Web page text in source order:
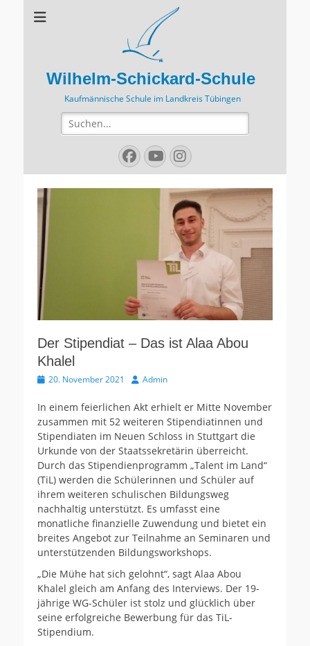
Wilhelm-Schickard-Schule
Kaufmännische Schule im Landkreis Tübingen
Suchen
nach:
Facebook
YouTube
Instagram
Der Stipendiat – Das ist Alaa Abou
Khalel
Veröffentlicht
20. November 2021 AutorAdmin
In einem feierlichen Akt erhielt er Mitte November
zusammen mit 52 weiteren Stipendiatinnen und
Stipendiaten im Neuen Schloss in Stuttgart die
Urkunde von der Staatssekretärin überreicht.
Durch das Stipendienprogramm „Talent im Land“
(TiL) werden die Schülerinnen und Schüler auf
ihrem weiteren schulischen Bildungsweg
nachhaltig unterstützt. Es umfasst eine
monatliche finanzielle Zuwendung und bietet ein
breites Angebot zur Teilnahme an Seminaren und
unterstützenden Bildungsworkshops.
„Die Mühe hat sich gelohnt“, sagt Alaa Abou
Khalel gleich am Anfang des Interviews. Der 19-
jährige WG-Schüler ist stolz und glücklich über
seine erfolgreiche Bewerbung für das TiL-
Stipendium.